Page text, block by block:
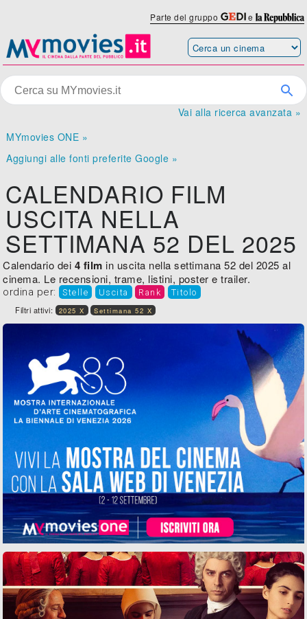
Parte del gruppo e
Vai alla ricerca avanzata »
MYmovies ONE »
Aggiungi alle fonti preferite Google »
CALENDARIO FILM
USCITA NELLA
SETTIMANA 52 DEL 2025
Calendario dei 4 film in uscita nella settimana 52 del 2025 al
cinema. Le recensioni, trame, listini, poster e trailer.
ordina per: Stelle Uscita Rank Titolo
Filtri attivi: 2025 X Settimana 52 X